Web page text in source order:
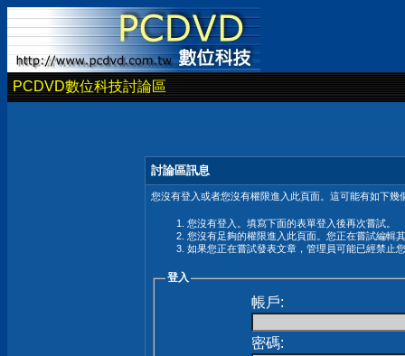
PCDVD數位科技討論區
討論區訊息
您沒有登入或者您沒有權限進入此頁面。這可能有如下幾
您沒有登入。填寫下面的表單登入後再次嘗試。
您沒有足夠的權限進入此頁面。您正在嘗試編輯
如果您正在嘗試發表文章，管理員可能已經禁止
登入
帳戶:
密碼: